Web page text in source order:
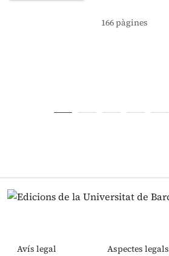
166 pàgines
Avís legal
Aspectes legals